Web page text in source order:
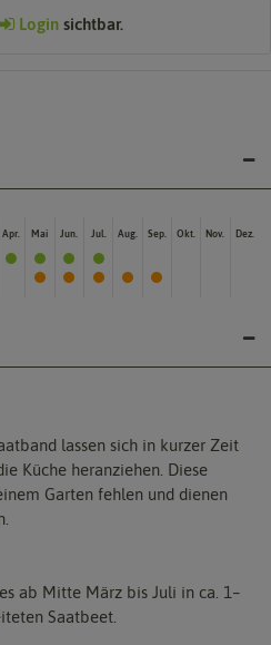
Login sichtbar.
Apr. Mai Jun. Jul. Aug. Sep. Okt. Nov. Dez.
lassen sich in kurzer Zeit
Küche heranziehen. Diese
Garten fehlen und dienen
ab Mitte März bis Juli in ca. 1–
Saatbeet.